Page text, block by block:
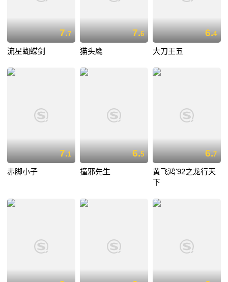
7.7
流星蝴蝶剑
7.6
猫头鹰
6.4
大刀王五
7.1
赤脚小子
6.5
撞邪先生
6.7
黄飞鸿'92之龙行天
下